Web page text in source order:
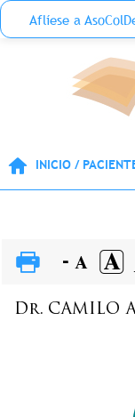
Pasar al contenido
Menu Top Anónimo
Aflíese a
INICIO /
Dr. CAMILO